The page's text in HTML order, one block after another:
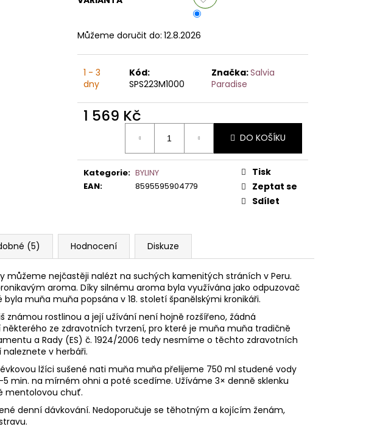
Můžeme doručit do: 12.8.2026
1 - 3
dny
Kód:
SPS223M1000
Značka:Salvia
Paradise
1 569 Kč
DO KOŠÍKU
Kategorie: BYLINY
EAN: 8595595904779
Tisk
Zeptat se
Sdílet
(5) Hodnocení Diskuze
můžeme nejčastěji nalézt na suchých kamenitých stráních v Peru.
aroma. Díky silnému aroma byla využívána jako odpuzovač
byla muňa muňa popsána v 18. století španělskými kronikáři.
známou rostlinou a její užívání není hojně rozšířeno, žádná
ze zdravotních tvrzení, pro které je muňa muňa tradičně
a Rady (ES) č. 1924/2006 tedy nesmíme o těchto zdravotních
v herbáři.
lžíci sušené nati muňa muňa přelijeme 750 ml studené vody
min. na mírném ohni a poté scedíme. Užíváme 3× denně sklenku
mentolovou chuť.
denní dávkování. Nedoporučuje se těhotným a kojícím ženám,